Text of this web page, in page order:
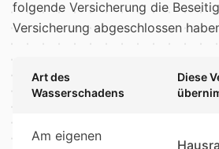
folgende Versicherung die
Versicherung abgeschlossen
Art des
Wasserschadens
Diese
Am eigenen